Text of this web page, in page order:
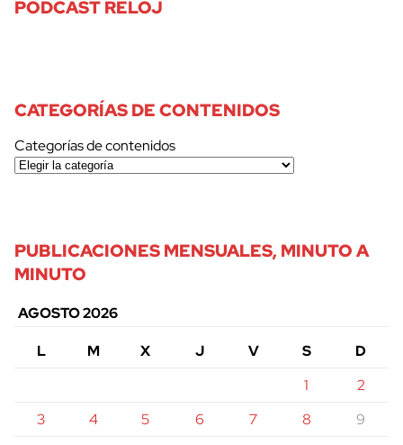
PODCAST RELOJ
CATEGORÍAS DE CONTENIDOS
Categorías de contenidos
PUBLICACIONES MENSUALES, MINUTO A
MINUTO
AGOSTO 2026
L
M X J V S
D
1
2
3
4 5 6 7 8
9